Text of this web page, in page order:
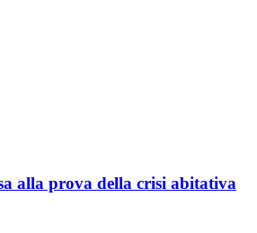
alla prova della crisi abitativa